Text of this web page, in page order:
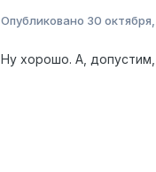
Опубликовано 30
Ну хорошо. А, допустим,